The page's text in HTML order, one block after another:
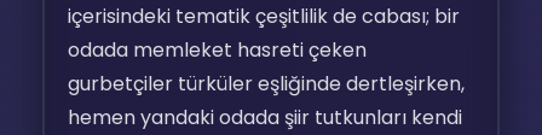
içerisindeki tematik çeşitlilik de cabası; bir
odada memleket hasreti çeken
gurbetçiler türküler eşliğinde dertleşirken,
hemen yandaki odada şiir tutkunları kendi